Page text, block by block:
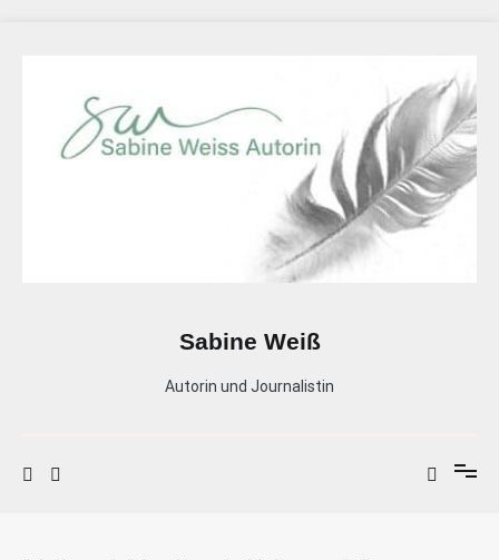
Sabine Weiß
Autorin und Journalistin